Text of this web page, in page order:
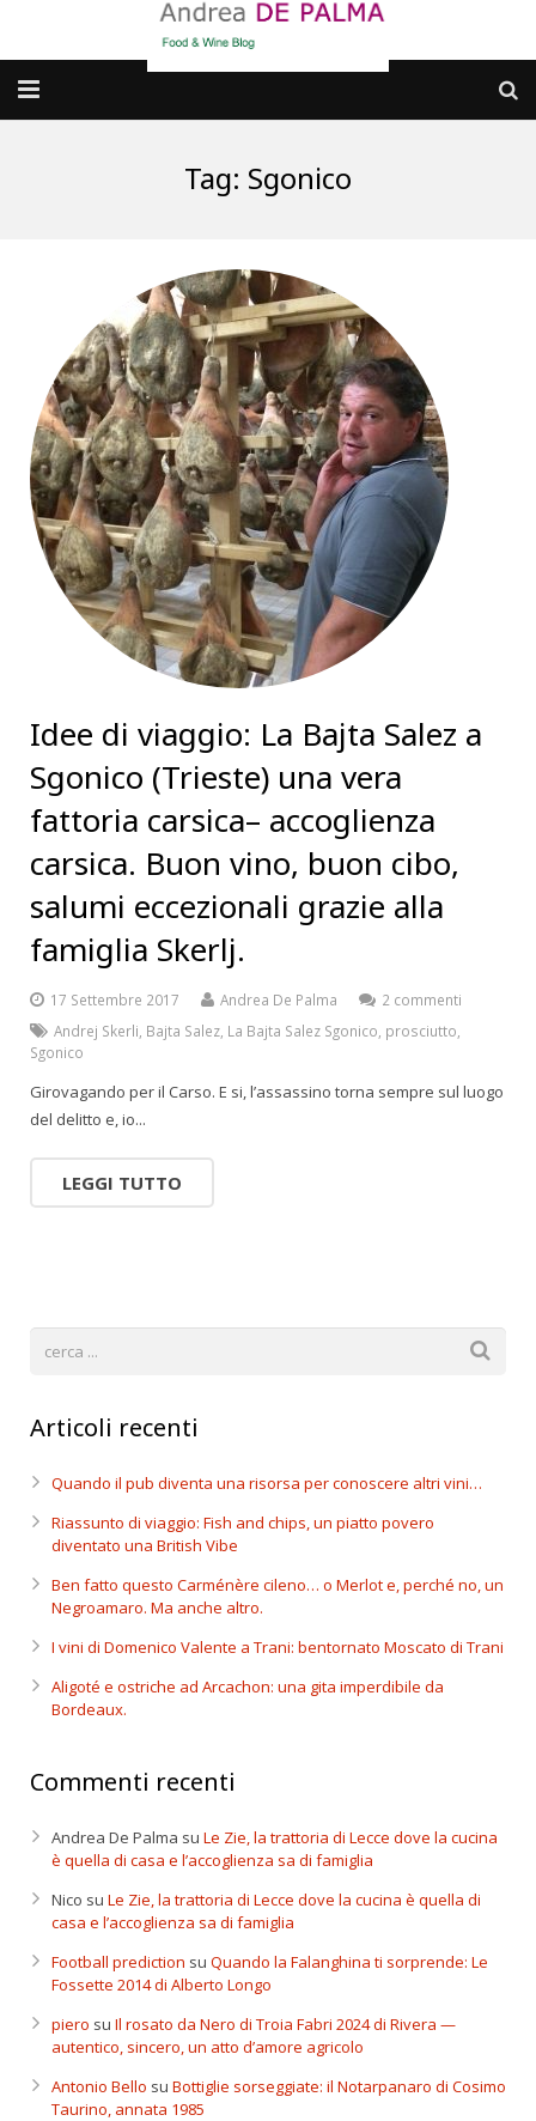
dove MANGIARE
cosa CUCINARE
dove ANDARE
Punti di vista e approfondimenti
Contatti
Tag: Sgonico
Idee di viaggio: La Bajta Salez a
Sgonico (Trieste) una vera
fattoria carsica– accoglienza
carsica. Buon vino, buon cibo,
salumi eccezionali grazie alla
famiglia Skerlj.
17 Settembre 2017 Andrea De Palma
2 commenti
Andrej Skerli Bajta Salez La Bajta Salez Sgonico prosciutto
Sgonico
Girovagando per il Carso. E si, l’assassino torna sempre sul luogo
del delitto e, io...
LEGGI TUTTO
Articoli recenti
Quando il pub diventa una risorsa per conoscere altri vini…
Riassunto di viaggio: Fish and chips, un piatto povero
diventato una British Vibe
Ben fatto questo Carménère cileno… o Merlot e, perché no, un
Negroamaro. Ma anche altro.
I vini di Domenico Valente a Trani: bentornato Moscato di Trani
Aligoté e ostriche ad Arcachon: una gita imperdibile da
Bordeaux.
Commenti recenti
Andrea De Palma su Le Zie, la trattoria di Lecce dove la cucina
è quella di casa e l’accoglienza sa di famiglia
Nico su Le Zie, la trattoria di Lecce dove la cucina è quella di
casa e l’accoglienza sa di famiglia
Football prediction su Quando la Falanghina ti sorprende: Le
Fossette 2014 di Alberto Longo
piero su Il rosato da Nero di Troia Fabri 2024 di Rivera —
autentico, sincero, un atto d’amore agricolo
Antonio Bello su Bottiglie sorseggiate: il Notarpanaro di Cosimo
Taurino, annata 1985